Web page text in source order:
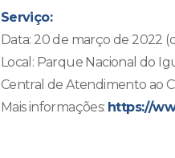
Serviço:
Data: 20 de março de 2022
Local: Parque Nacional do
Central de Atendimento ao
Mais informações: https://